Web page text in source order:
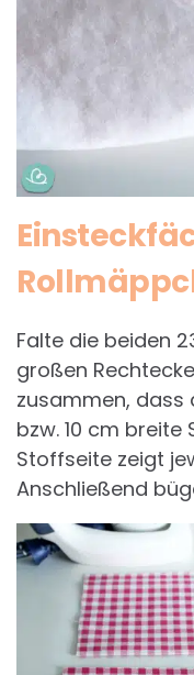
Falte die beiden
großen
zusammen, dass
bzw. 10 cm
Stoffseite zeigt
Anschließend